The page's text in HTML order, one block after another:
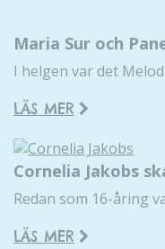
Maria Sur och
I helgen var det
LÄS MER
Cornelia Jakobs
Redan som 16-åring
LÄS MER